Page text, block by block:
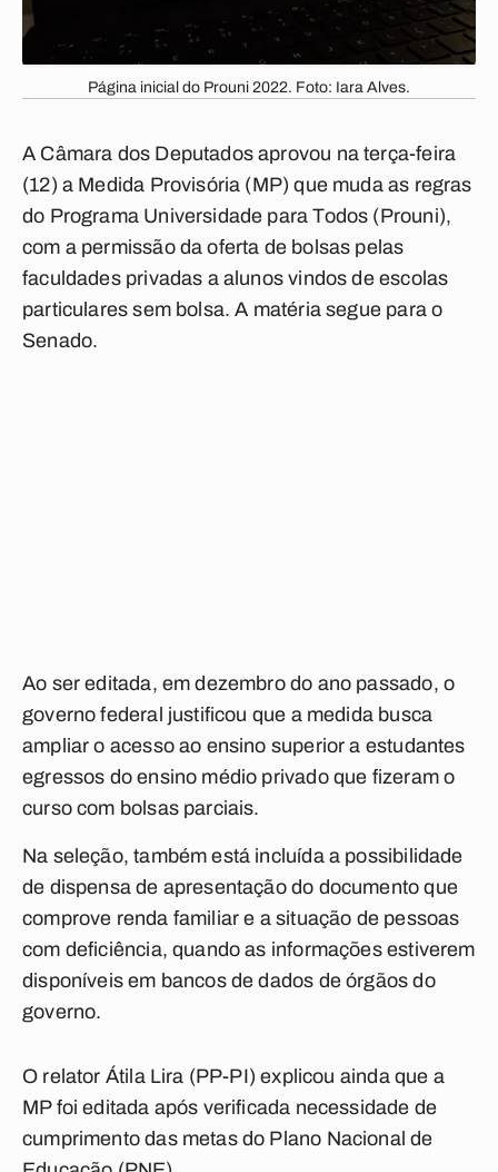
Página inicial do Prouni 2022. Foto: Iara Alves.
A Câmara dos Deputados aprovou na terça-feira
(12) a Medida Provisória (MP) que muda as regras
do Programa Universidade para Todos (Prouni),
com a permissão da oferta de bolsas pelas
faculdades privadas a alunos vindos de escolas
particulares sem bolsa. A matéria segue para o
Senado.
Ao ser editada, em dezembro do ano passado, o
governo federal justificou que a medida busca
ampliar o acesso ao ensino superior a estudantes
egressos do ensino médio privado que fizeram o
curso com bolsas parciais.
Na seleção, também está incluída a possibilidade
de dispensa de apresentação do documento que
comprove renda familiar e a situação de pessoas
com deficiência, quando as informações estiverem
disponíveis em bancos de dados de órgãos do
governo.
O relator Átila Lira (PP-PI) explicou ainda que a
MP foi editada após verificada necessidade de
cumprimento das metas do Plano Nacional de